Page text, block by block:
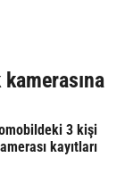
3 kişi
kayıtları